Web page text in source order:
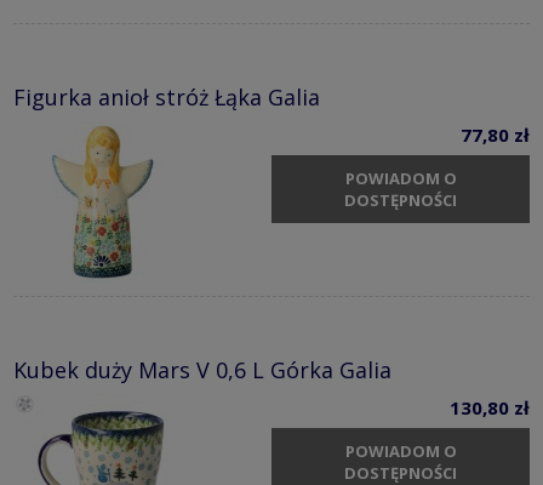
Figurka anioł stróż Łąka Galia
77,80 zł
POWIADOM O
DOSTĘPNOŚCI
Kubek duży Mars V 0,6 L Górka Galia
130,80 zł
POWIADOM O
DOSTĘPNOŚCI